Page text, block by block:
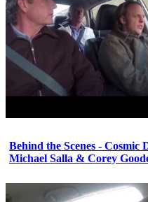
Behind the Scenes -
Michael Salla & Corey